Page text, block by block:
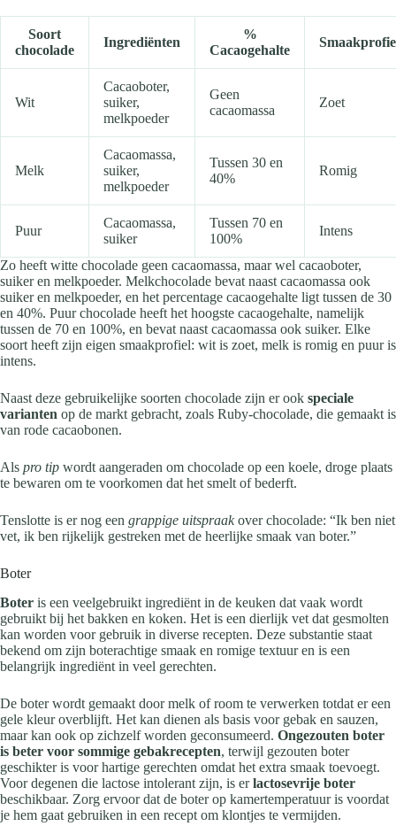
Soort
chocolade
Ingrediënten
%
Cacaogehalte
Wit
Cacaoboter,
suiker,
melkpoeder
Geen
cacaomassa
Zoet
Melk
Cacaomassa,
suiker,
melkpoeder
Tussen 30 en
40%
Romig
Puur
Cacaomassa,
suiker
Tussen 70 en
100%
Intens
Zo heeft witte chocolade geen cacaomassa, maar wel cacaoboter,
suiker en melkpoeder. Melkchocolade bevat naast cacaomassa ook
suiker en melkpoeder, en het percentage cacaogehalte ligt tussen de 30
en 40%. Puur chocolade heeft het hoogste cacaogehalte, namelijk
tussen de 70 en 100%, en bevat naast cacaomassa ook suiker. Elke
soort heeft zijn eigen smaakprofiel: wit is zoet, melk is romig en puur is
intens.
Naast deze gebruikelijke soorten chocolade zijn er ook speciale
varianten op de markt gebracht, zoals Ruby-chocolade, die gemaakt is
van rode cacaobonen.
Als pro tip wordt aangeraden om chocolade op een koele, droge plaats
te bewaren om te voorkomen dat het smelt of bederft.
Tenslotte is er nog een grappige uitspraakover chocolade: “Ik ben niet
vet, ik ben rijkelijk gestreken met de heerlijke smaak van boter.”
Boter
Boter is een veelgebruikt ingrediënt in de keuken dat vaak wordt
gebruikt bij het bakken en koken. Het is een dierlijk vet dat gesmolten
kan worden voor gebruik in diverse recepten. Deze substantie staat
bekend om zijn boterachtige smaak en romige textuur en is een
belangrijk ingrediënt in veel gerechten.
De boter wordt gemaakt door melk of room te verwerken totdat er een
gele kleur overblijft. Het kan dienen als basis voor gebak en sauzen,
maar kan ook op zichzelf worden geconsumeerd. Ongezouten boter
is beter voor sommige gebakrecepten, terwijl gezouten boter
geschikter is voor hartige gerechten omdat het extra smaak toevoegt.
Voor degenen die lactose intolerant zijn, is erlactosevrije boter
beschikbaar. Zorg ervoor dat de boter op kamertemperatuur is voordat
je hem gaat gebruiken in een recept om klontjes te vermijden.